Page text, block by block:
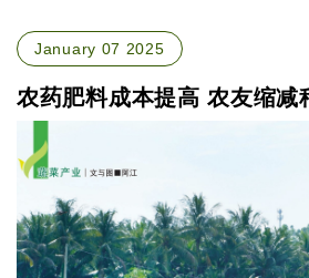
January 07 2025
农药肥料成本提高